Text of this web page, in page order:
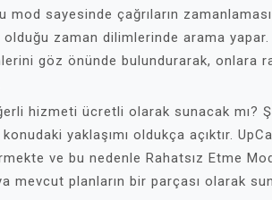
mod sayesinde çağrıların
zaman dilimlerinde arama
göz önünde bulundurarak, onlara
hizmeti ücretli olarak sunacak mı?
yaklaşımı oldukça açıktır.
ve bu nedenle Rahatsız Etme
mevcut planların bir parçası olarak